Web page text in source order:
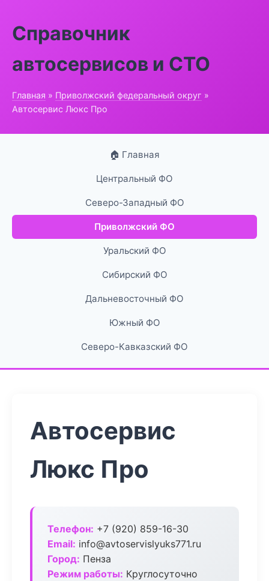
Справочник
автосервисов и СТО
Главная » Приволжский федеральный округ »
Автосервис Люкс Про
🏠 Главная
Центральный ФО
Северо-Западный ФО
Приволжский ФО
Уральский ФО
Сибирский ФО
Дальневосточный ФО
Южный ФО
Северо-Кавказский ФО
Автосервис
Люкс Про
Телефон: +7 (920) 859-16-30
Email: info@avtoservislyuks771.ru
Город: Пенза
Режим работы: Круглосуточно